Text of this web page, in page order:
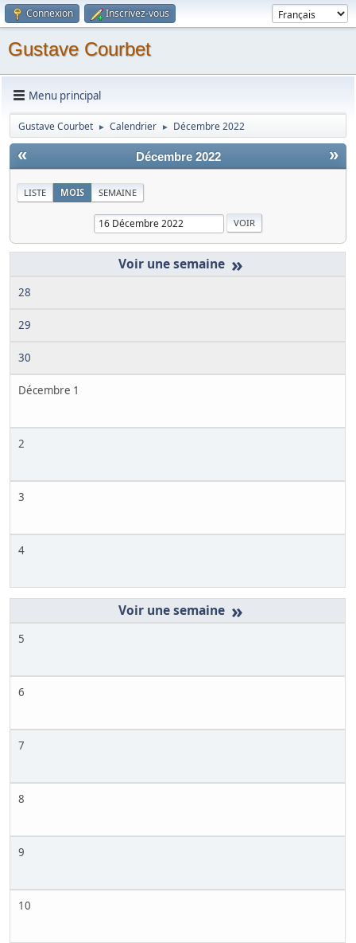
Connexion Inscrivez-vous
Gustave Courbet
Menu principal
Gustave Courbet ► Calendrier ► Décembre 2022
« »
Décembre 2022
LISTE MOIS SEMAINE
»
28
29
30
Décembre 1
2
3
4
»
5
6
7
8
9
10